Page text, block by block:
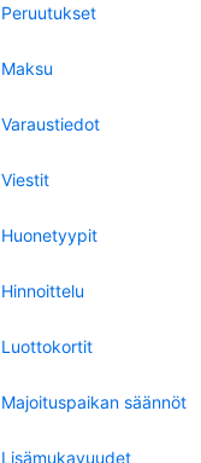
Peruutukset
Maksu
Varaustiedot
Viestit
Huonetyypit
Hinnoittelu
Luottokortit
Majoituspaikan säännöt
Lisämukavuudet